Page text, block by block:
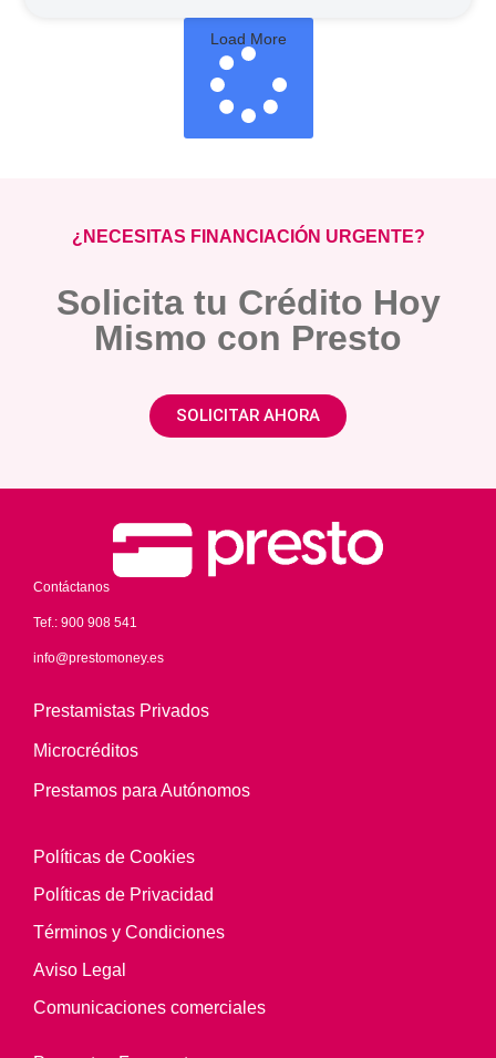
Load More
¿NECESITAS FINANCIACIÓN URGENTE?
Solicita tu Crédito Hoy
Mismo con Presto
SOLICITAR AHORA
Contáctanos
Tef.: 900 908 541
info@prestomoney.es
Prestamistas Privados
Microcréditos
Prestamos para Autónomos
Políticas de Cookies
Políticas de Privacidad
Términos y Condiciones
Aviso Legal
Comunicaciones comerciales